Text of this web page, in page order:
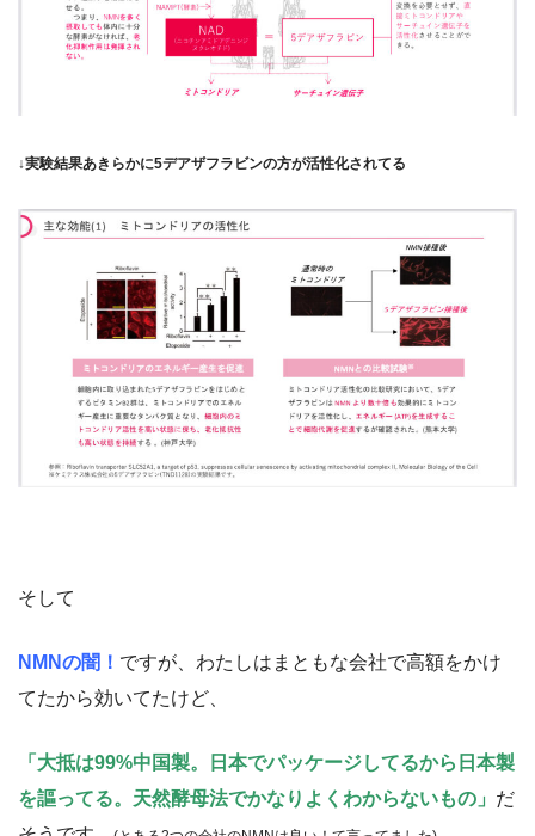
↓実験結果あきらかに5デアザフラビンの方が活性化されてる
そして
NMNの闇！ ですが、わたしはまともな会社で高額をかけ
てたから効いてたけど、
「大抵は99%中国製。日本でパッケージしてるから日本製
を謳ってる。天然酵母法でかなりよくわからないもの」 だ